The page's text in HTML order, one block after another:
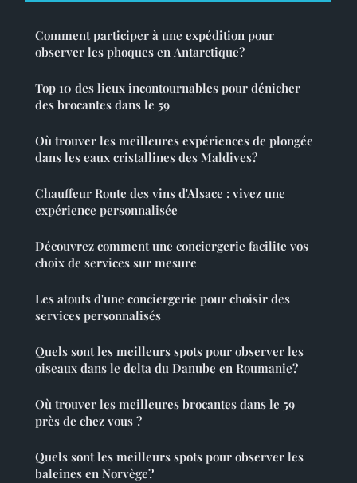
Comment participer à une expédition pour
observer les phoques en Antarctique?
Top 10 des lieux incontournables pour dénicher
des brocantes dans le 59
Où trouver les meilleures expériences de plongée
dans les eaux cristallines des Maldives?
Chauffeur Route des vins d'Alsace : vivez une
expérience personnalisée
Découvrez comment une conciergerie facilite vos
choix de services sur mesure
Les atouts d'une conciergerie pour choisir des
services personnalisés
Quels sont les meilleurs spots pour observer les
oiseaux dans le delta du Danube en Roumanie?
Où trouver les meilleures brocantes dans le 59
près de chez vous ?
Quels sont les meilleurs spots pour observer les
baleines en Norvège?